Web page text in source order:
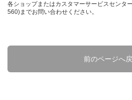
各ショップまたはカスタマーサービスセンタ
560)までお問い合わせください。
前のページへ